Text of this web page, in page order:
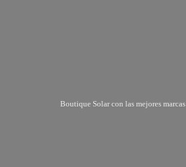
Boutique Solar con las mejores marcas